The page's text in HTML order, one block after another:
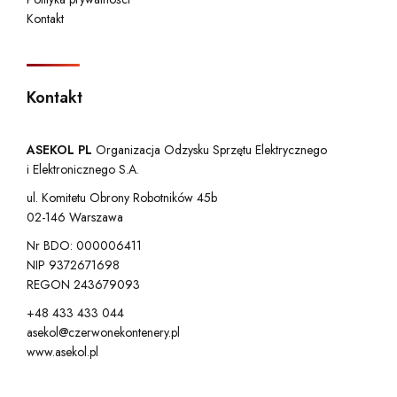
Kontakt
Kontakt
ASEKOL PL Organizacja Odzysku Sprzętu Elektrycznego
i Elektronicznego S.A.
ul. Komitetu Obrony Robotników 45b
02-146 Warszawa
Nr BDO: 000006411
NIP 9372671698
REGON 243679093
+48 433 433 044
asekol@czerwonekontenery.pl
www.asekol.pl